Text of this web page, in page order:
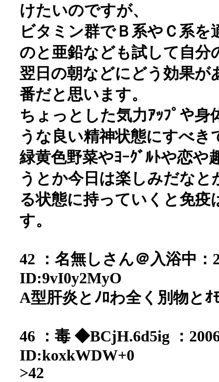
けたいのですが、
ビタミン群でＢ系やＣ系を
のと亜鉛なども試して自分
翌日の朝などにどう効果が
番だと思います。
ちょっとした気力ｱｯﾌﾟや
うな良い精神状態にすべき
緑黄色野菜やﾖｰｸﾞﾙﾄや恋
うとか今日は楽しみだなと
る状態に持っていくと免疫
す。
42 ：名無しさん＠入浴中：
ID:9vI0y2MyO
A型肝炎とﾉﾛわ全く別物とｵ
46 ：毒 ◆BCjH.6d5ig ：
ID:koxkWDW+0
>42